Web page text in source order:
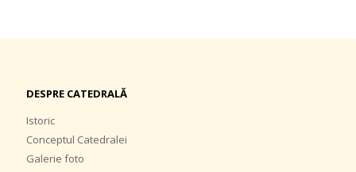
DESPRE CATEDRALĂ
Istoric
Conceptul Catedralei
Galerie foto